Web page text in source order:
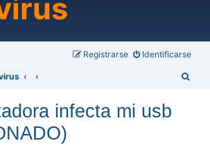
Identificarse
Registrarse
infecta mi usb